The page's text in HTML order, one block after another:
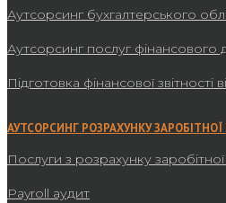
Аутсорсинг бухгалтерського
Аутсорсинг послуг фінансового
Підготовка фінансової
АУТСОРСИНГ РОЗРАХУНКУ
Послуги з розрахунку
Payroll аудит